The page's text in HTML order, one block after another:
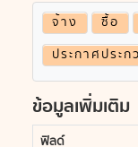
จ้าง ซื้อ
ประกาศประก
ข้อมูลเพิ่มเติม
ฟิลด์